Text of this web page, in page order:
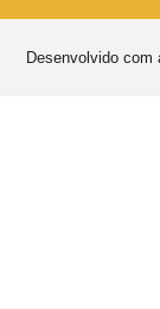
Desenvolvido com